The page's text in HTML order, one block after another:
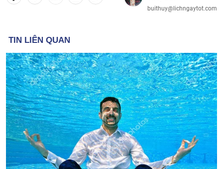
buithuy@lichngaytot.com